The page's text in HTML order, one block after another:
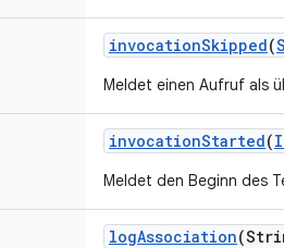
invocationSkipped(
Meldet einen Aufruf als
invocationStarted(
Meldet den Beginn des
logAssociation